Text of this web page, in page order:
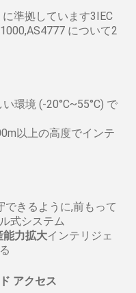
準拠しています3IEC
について2
い環境 (-20°C~55°C) で
以上の高度でインテ
できるように,前もって
式システム
能力拡大インテリジェ
アクセス